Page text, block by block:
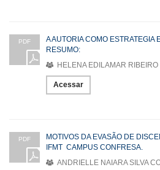
PDF
A AUTORIA COMO ESTRATEGIA
RESUMO:
HELENA EDILAMAR RIBEIRO
Acessar
PDF
MOTIVOS DA EVASÃO DE
IFMT  CAMPUS CONFRESA.
ANDRIELLE NAIARA SILVA